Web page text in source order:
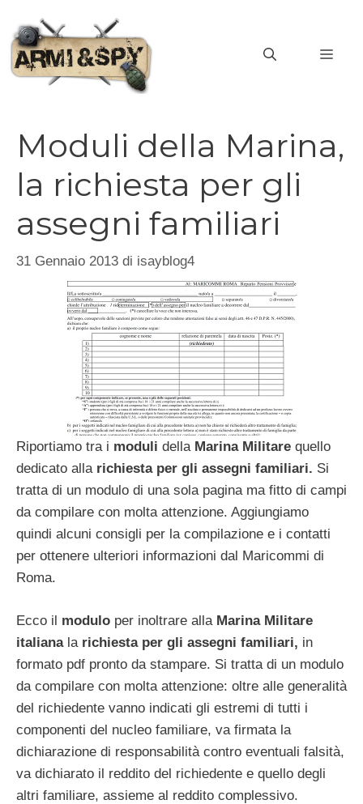
contenuto
Moduli della Marina,
la richiesta per gli
assegni familiari
31 Gennaio 2013 di isayblog4
Riportiamo tra i moduli dellaMarina Militare quello
dedicato alla richiesta per gli assegni familiari. Si
tratta di un modulo di una sola pagina ma fitto di campi
da compilare con molta attenzione. Aggiungiamo
quindi alcuni consigli per la compilazione e i contatti
per ottenere ulteriori informazioni dal Maricommi di
Roma.
Ecco il modulo per inoltrare allaMarina Militare
italianalarichiesta per gli assegni familiari, in
formato pdf pronto da stampare. Si tratta di un modulo
da compilare con molta attenzione: oltre alle generalità
del richiedente vanno indicati gli estremi di tutti i
componenti del nucleo familiare, va firmata la
dichiarazione di responsabilità contro eventuali falsità,
va dichiarato il reddito del richiedente e quello degli
altri familiare, assieme al reddito complessivo.